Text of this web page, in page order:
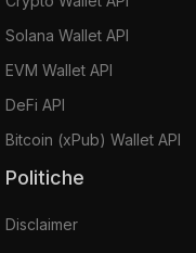
Solana Wallet API
EVM Wallet API
DeFi API
Bitcoin (xPub) Wallet API
Politiche
Disclaimer